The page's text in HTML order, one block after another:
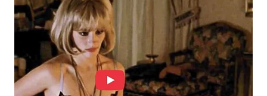
WAHANA
SPORT
WAHANA
UMKM